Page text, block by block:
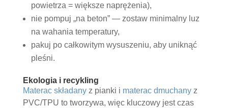
powietrza = większe naprężenia),
nie pompuj „na beton” — zostaw minimalny luz
na wahania temperatury,
pakuj po całkowitym wysuszeniu, aby uniknąć
pleśni.
Ekologia i recykling
Materac składanyz pianki i materac dmuchanyz
PVC/TPU to tworzywa, więc kluczowy jest czas